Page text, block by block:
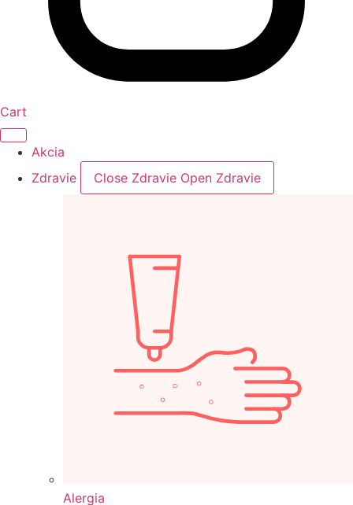
Cart
Akcia
Zdravie
Close Zdravie Open Zdravie
Alergia